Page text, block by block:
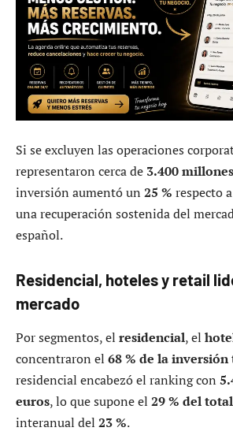
Si se excluyen las operaciones
representaron cerca de 3.400
inversión aumentó un 25 % respecto
una recuperación sostenida del
español.
Residencial, hoteles y retail
mercado
Por segmentos, el residencial, el
concentraron el 68 % de la
residencial encabezó el ranking con
euros, lo que supone el 29 % del total
interanual del 23 %.